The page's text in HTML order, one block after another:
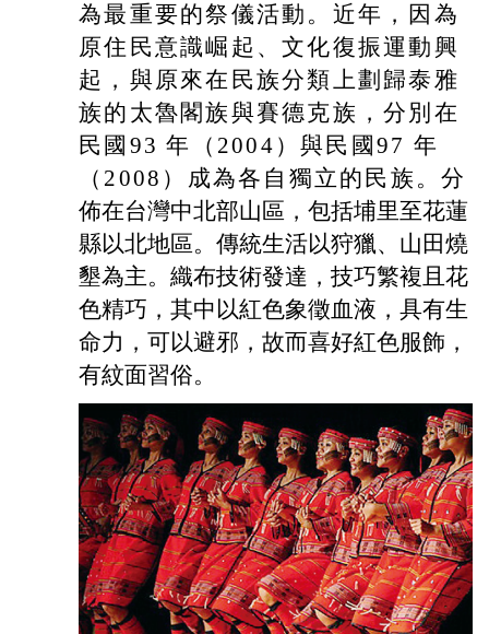
為最重要的祭儀活動。近年，因為
原住民意識崛起、文化復振運動興
起，與原來在民族分類上劃歸泰雅
族的太魯閣族與賽德克族，分別在
民國93 年（2004）與民國97 年
（2008）成為各自獨立的民族。分
佈在台灣中北部山區，包括埔里至花蓮
縣以北地區。傳統生活以狩獵、山田燒
墾為主。織布技術發達，技巧繁複且花
色精巧，其中以紅色象徵血液，具有生
命力，可以避邪，故而喜好紅色服飾，
有紋面習俗。